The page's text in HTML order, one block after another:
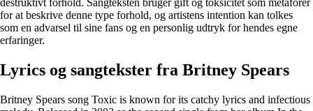
for at beskrive denne type forhold, og artistens intention kan tolkes
som en advarsel til sine fans og en personlig udtryk for hendes egne
erfaringer.
Lyrics og sangtekster fra Britney Spears
Britney Spears song Toxic is known for its catchy lyrics and infectious